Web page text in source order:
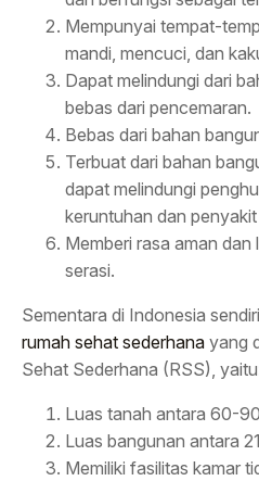
Mempunyai tempat-
mandi, mencuci, dan
Dapat melindungi dari
bebas dari pencemaran.
Bebas dari bahan
Terbuat dari bahan
dapat melindungi
keruntuhan dan penyakit
Memberi rasa aman
serasi.
Sementara di Indonesia
rumah sehat sederhana yang
Sehat Sederhana (RSS),
Luas tanah antara 60-
Luas bangunan antara
Memiliki fasilitas kamar